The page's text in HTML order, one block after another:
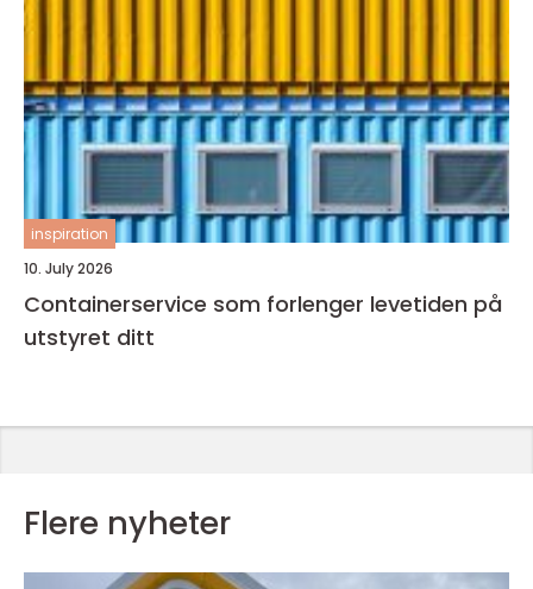
inspiration
10. July 2026
Containerservice som forlenger levetiden på
utstyret ditt
Flere nyheter